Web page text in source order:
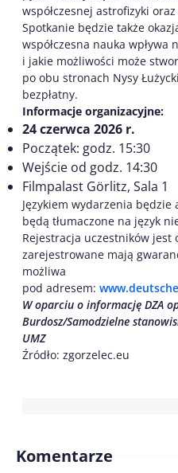
współczesnej astrofizyki
Spotkanie będzie także
współczesna nauka
i jakie możliwości może
po obu stronach Nysy
bezpłatny.
Informacje organizacyjne:
24 czerwca 2026 r.
Początek: godz. 15:30
Wejście od godz. 14:30
Filmpalast Görlitz, Sala 1
Językiem wydarzenia
będą tłumaczone na język
Rejestracja uczestników jest
zarejestrowane mają
możliwa
pod adresem:
W oparciu o informację DZA
Burdosz/Samodzielne
UMZ
Źródło: zgorzelec.eu
Komentarze